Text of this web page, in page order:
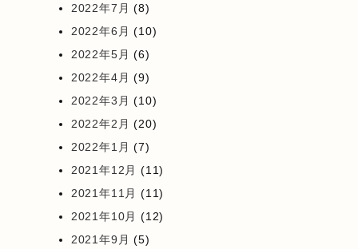
2022年7月 (8)
2022年6月 (10)
2022年5月 (6)
2022年4月 (9)
2022年3月 (10)
2022年2月 (20)
2022年1月 (7)
2021年12月 (11)
2021年11月 (11)
2021年10月 (12)
2021年9月 (5)